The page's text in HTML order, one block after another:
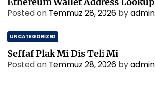
Posted on Temmuz 28, 2026 byadmin
UNCATEGORIZED
Seffaf Plak Mi Dis Teli Mi
Posted on Temmuz 28, 2026 byadmin